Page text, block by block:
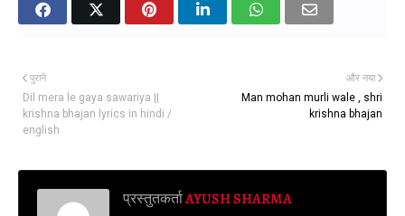
और नया
Man mohan murli wale , shri
krishna bhajan
पुराने
Dil mera le gaya sawariya ||
krishna bhajan lyrics in hindi /
english
प्रस्तुतकर्ताAYUSH SHARMA